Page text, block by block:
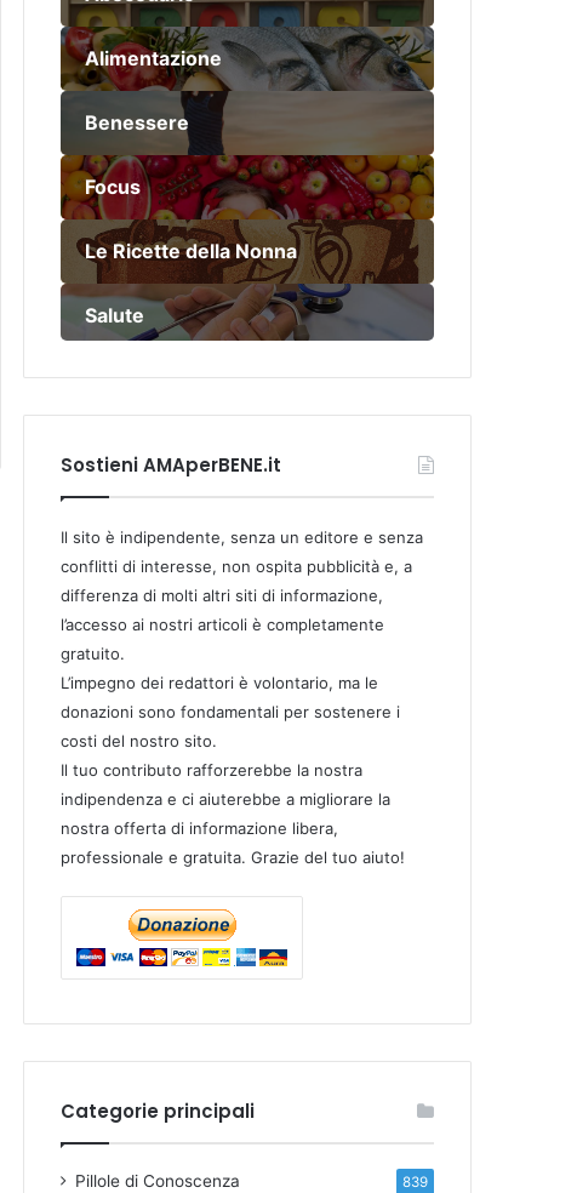
Alimentazione
Benessere
Focus
Le Ricette della Nonna
Salute
Sostieni AMAperBENE.it
Il sito è indipendente, senza un editore e senza
conflitti di interesse, non ospita pubblicità e, a
differenza di molti altri siti di informazione,
l’accesso ai nostri articoli è completamente
gratuito.
L’impegno dei redattori è volontario, ma le
donazioni sono fondamentali per sostenere i
costi del nostro sito.
Il tuo contributo rafforzerebbe la nostra
indipendenza e ci aiuterebbe a migliorare la
nostra offerta di informazione libera,
professionale e gratuita. Grazie del tuo aiuto!
Categorie principali
Pillole di Conoscenza 839